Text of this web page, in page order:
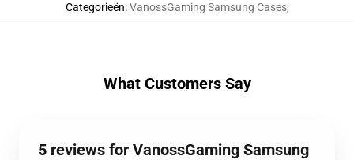
Categorieën:VanossGaming Samsung Cases,
What Customers Say
5 reviews for VanossGaming Samsung